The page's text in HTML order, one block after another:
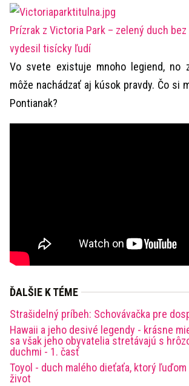
Prízrak z Victoria Park – zelený duch
vydesil tisícky ľudí
Vo svete existuje mnoho legiend, no
môže nachádzať aj kúsok pravdy. Čo si
Pontianak?
ĎALŠIE K TÉME
Strašidelný príbeh: Schovávačka pre
Hawaii a jeho desivé legendy - krásne
sa však jeho obyvatelia stretávajú s
duchmi - 1. časť
Toyol - duch malého dieťaťa, ktorý
život